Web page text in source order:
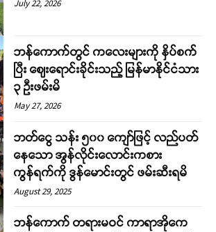
July 22, 2026
ဘန်ကောက်တွင် ကလေးများကို နှိပ်စက်
ပြီး ဈေးရောင်းခိုင်းသည့် မြန်မာနိုင်ငံသား
၃ ဦးဖမ်းမိ
May 27, 2026
ဘတ်ငွေ သန်း ၅၀၀ ကျော်ဖြင့် လည်ပတ်
နေသော အွန်လိုင်းလောင်းကစား
ကွန်ရက်ကို ဒွန်မောင်းတွင် ဖမ်းဆီးရမိ
August 29, 2025
ဘန်ကောက် တရားမဝင် ကာရာအိုကေ